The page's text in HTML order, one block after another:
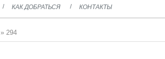
КАК ДОБРАТЬСЯ КОНТАКТЫ
» 294